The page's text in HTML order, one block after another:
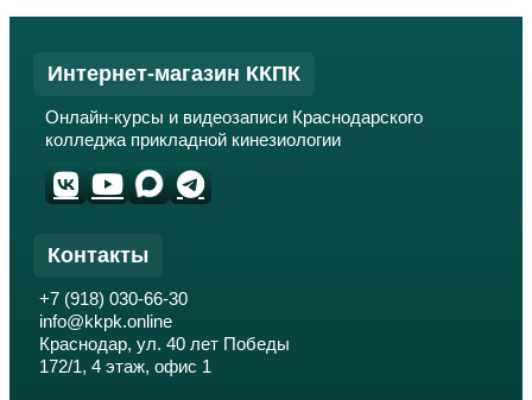
Интернет-магазин ККПК
Онлайн-курсы и видеозаписи Краснодарского
колледжа прикладной кинезиологии
Контакты
+7 (918) 030-66-30
info@kkpk.online
Краснодар, ул. 40 лет Победы
172/1, 4 этаж, офис 1